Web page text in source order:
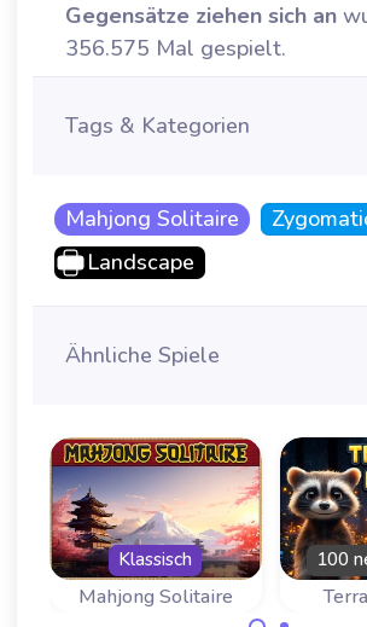
Gegensätze ziehen sich an
356.575 Mal gespielt.
Tags & Kategorien
Mahjong Solitaire
Landscape
Ähnliche Spiele
GardenMahjong Solitaire
Klassisch 100